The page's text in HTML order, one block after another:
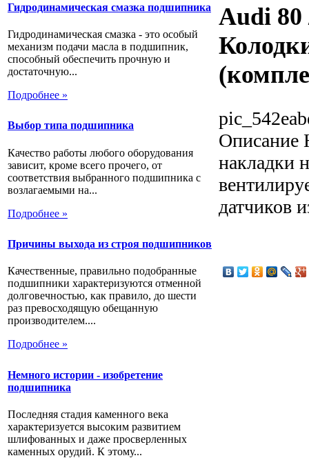
Гидродинамическая смазка подшипника
Гидродинамическая смазка - это особый
механизм подачи масла в подшипник,
способный обеспечить прочную и
достаточную...
Подробнее »
Выбор типа подшипника
Качество работы любого оборудования
зависит, кроме всего прочего, от
соответствия выбранного подшипника с
возлагаемыми на...
Подробнее »
Причины выхода из строя подшипников
Качественные, правильно подобранные
подшипники характеризуются отменной
долговечностью, как правило, до шести
раз превосходящую обещанную
производителем....
Подробнее »
Немного истории - изобретение
подшипника
Последняя стадия каменного века
характеризуется высоким развитием
шлифованных и даже просверленных
каменных орудий. К этому...
Audi 80
Описание
накладки
датчиков